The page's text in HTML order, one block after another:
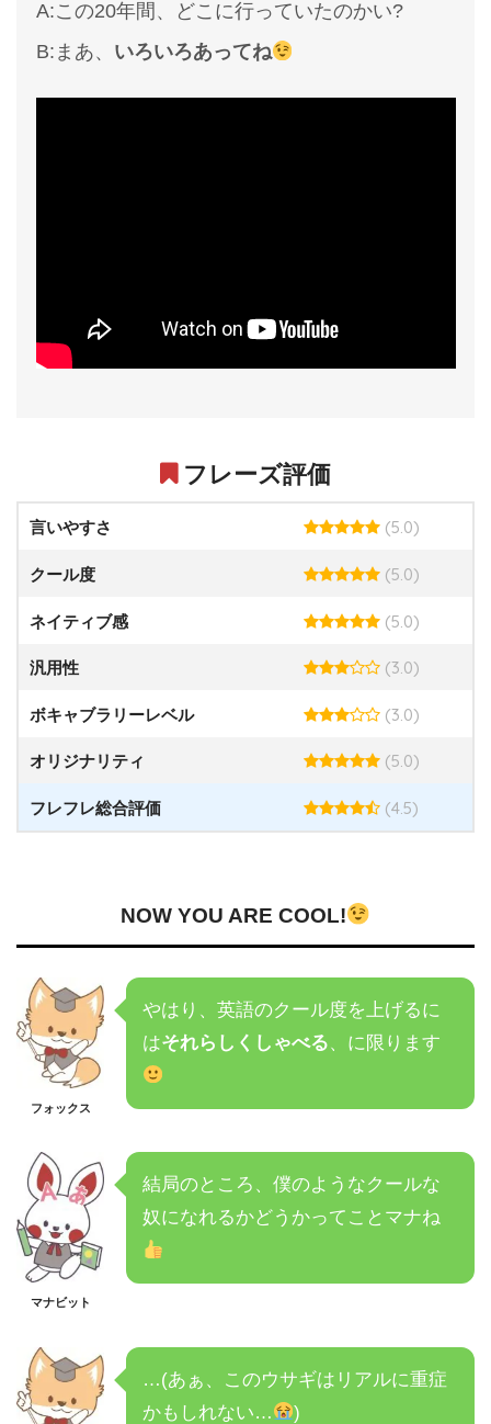
A:この20年間、どこに行っていたのかい?
B:まあ、 いろいろあってね
フレーズ評価
言いやすさ (5.0)
クール度 (5.0)
ネイティブ感 (5.0)
汎用性 (3.0)
ボキャブラリーレベル (3.0)
オリジナリティ (5.0)
フレフレ総合評価 (4.5)
NOW YOU ARE COOL!
フォックス
やはり、英語のクール度を上げるに
はそれらしくしゃべる、に限ります
マナビット
結局のところ、僕のようなクールな
奴になれるかどうかってことマナね
…(あぁ、このウサギはリアルに重症
かもしれない…
)